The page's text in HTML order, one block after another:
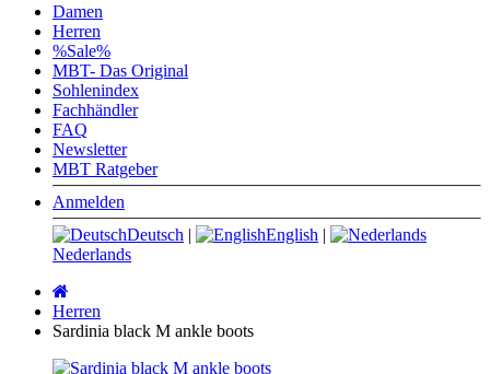
Damen
Herren
%Sale%
MBT- Das Original
Sohlenindex
Fachhändler
FAQ
Newsletter
MBT Ratgeber
Anmelden
Deutsch | English |
Nederlands
Herren
Sardinia black M ankle boots